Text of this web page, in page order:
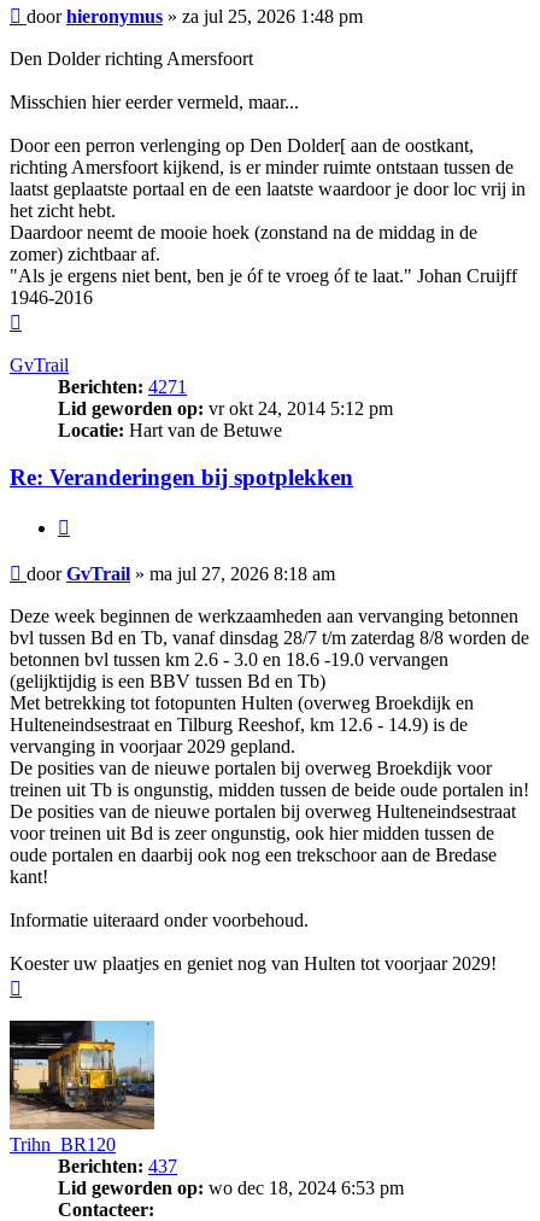
Bericht
doorhieronymus » za jul 25, 2026 1:48 pm
Den Dolder richting Amersfoort
Misschien hier eerder vermeld, maar...
Door een perron verlenging op Den Dolder[ aan de oostkant,
richting Amersfoort kijkend, is er minder ruimte ontstaan tussen de
laatst geplaatste portaal en de een laatste waardoor je door loc vrij in
het zicht hebt.
Daardoor neemt de mooie hoek (zonstand na de middag in de
zomer) zichtbaar af.
"Als je ergens niet bent, ben je óf te vroeg óf te laat." Johan Cruijff
1946-2016
GvTrail
Berichten: 4271
Lid geworden op: vr okt 24, 2014 5:12 pm
Locatie: Hart van de Betuwe
Re: Veranderingen bij spotplekken
Bericht
doorGvTrail » ma jul 27, 2026 8:18 am
Deze week beginnen de werkzaamheden aan vervanging betonnen
bvl tussen Bd en Tb, vanaf dinsdag 28/7 t/m zaterdag 8/8 worden de
betonnen bvl tussen km 2.6 - 3.0 en 18.6 -19.0 vervangen
(gelijktijdig is een BBV tussen Bd en Tb)
Met betrekking tot fotopunten Hulten (overweg Broekdijk en
Hulteneindsestraat en Tilburg Reeshof, km 12.6 - 14.9) is de
vervanging in voorjaar 2029 gepland.
De posities van de nieuwe portalen bij overweg Broekdijk voor
treinen uit Tb is ongunstig, midden tussen de beide oude portalen in!
De posities van de nieuwe portalen bij overweg Hulteneindsestraat
voor treinen uit Bd is zeer ongunstig, ook hier midden tussen de
oude portalen en daarbij ook nog een trekschoor aan de Bredase
kant!
Informatie uiteraard onder voorbehoud.
Koester uw plaatjes en geniet nog van Hulten tot voorjaar 2029!
Trihn_BR120
Berichten: 437
Lid geworden op: wo dec 18, 2024 6:53 pm
Contacteer: